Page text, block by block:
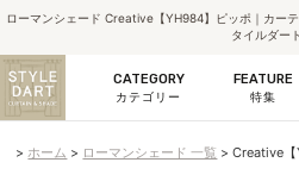
ローマンシェード Creative【YH984】ピッポ｜カー
タイルダート
CATEGORY
カテゴリー
FEATURE
特集
ホーム ローマンシェード 一覧 Creative